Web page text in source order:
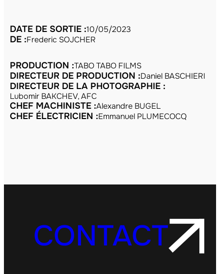
DATE DE SORTIE :10/05/2023
DE :Frederic SOJCHER
PRODUCTION :TABO TABO FILMS
DIRECTEUR DE PRODUCTION :Daniel BASCHIERI
DIRECTEUR DE LA PHOTOGRAPHIE :
Lubomir BAKCHEV, AFC
CHEF MACHINISTE :Alexandre BUGEL
CHEF ÉLECTRICIEN :Emmanuel PLUMECOCQ
CONTACT